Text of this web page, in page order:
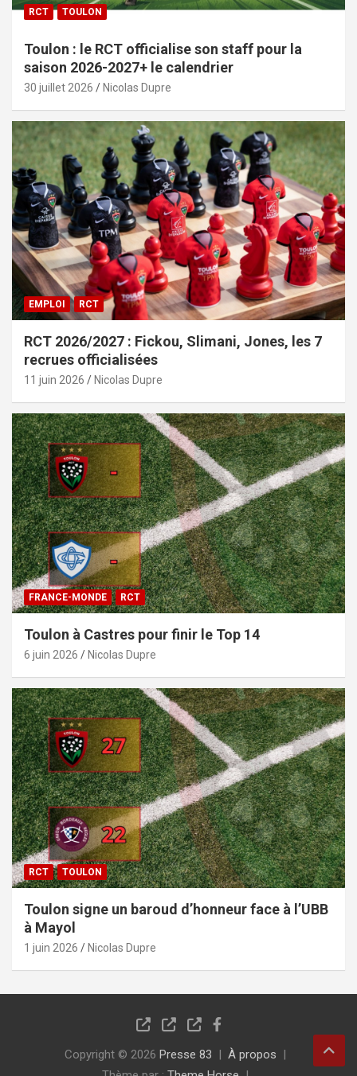
RCT TOULON
Toulon : le RCT officialise son staff pour la
saison 2026-2027+ le calendrier
30 juillet 2026 Nicolas Dupre
EMPLOI RCT
RCT 2026/2027 : Fickou, Slimani, Jones, les 7
recrues officialisées
11 juin 2026 Nicolas Dupre
FRANCE-MONDE RCT
Toulon à Castres pour finir le Top 14
6 juin 2026 Nicolas Dupre
RCT TOULON
Toulon signe un baroud d’honneur face à l’UBB
à Mayol
1 juin 2026 Nicolas Dupre
Copyright © 2026 Presse 83
À propos